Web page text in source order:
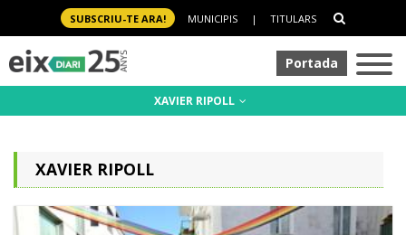
SUBSCRIU-TE ARA! MUNICIPIS | TITULARS
Portada
XAVIER RIPOLL
XAVIER RIPOLL